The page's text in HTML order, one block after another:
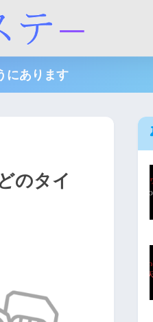
にあります
のタイ